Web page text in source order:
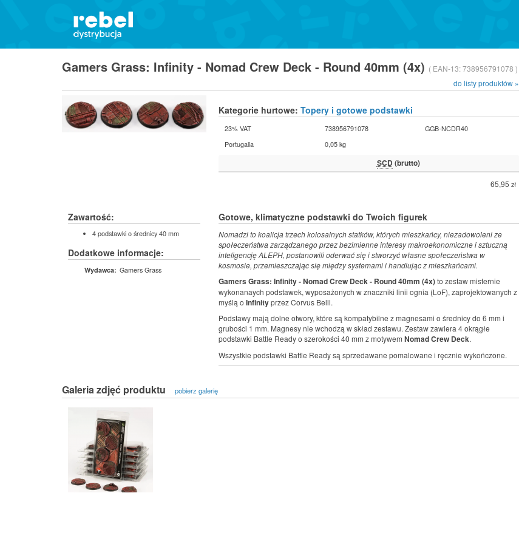
Gamers Grass: Infinity - Nomad Crew Deck - Round 40mm (4x) ( EAN-13:738956791078 )
do listy produktów »
Kategorie hurtowe: Topery i gotowe podstawki
23% VAT 738956791078
GGB-NCDR40
Portugalia
0,05 kg
SCD (brutto)
65,95 zł
Zawartość:
4 podstawki o średnicy 40 mm
Dodatkowe informacje:
Wydawca: Gamers Grass
Gotowe, klimatyczne podstawki do Twoich figurek
Nomadzi to koalicja trzech kolosalnych statków, których mieszkańcy, niezadowoleni ze
społeczeństwa zarządzanego przez bezimienne interesy makroekonomiczne i sztuczną
inteligencję ALEPH, postanowili oderwać się i stworzyć własne społeczeństwa w
kosmosie, przemieszczając się między systemami i handlując z mieszkańcami.
Gamers Grass: Infinity - Nomad Crew Deck - Round 40mm (4x)to zestaw misternie
wykonanaych podstawek, wyposażonych w znaczniki linii ognia (LoF), zaprojektowanych z
myślą o Infinityprzez Corvus Belli.
Podstawy mają dolne otwory, które są kompatybilne z magnesami o średnicy do 6 mm i
grubości 1 mm. Magnesy nie wchodzą w skład zestawu. Zestaw zawiera 4 okrągłe
podstawki Battle Ready o szerokości 40 mm z motywem Nomad Crew Deck.
Wszystkie podstawki Battle Ready są sprzedawane pomalowane i ręcznie wykończone.
Galeria zdjęć produktu pobierz galerię